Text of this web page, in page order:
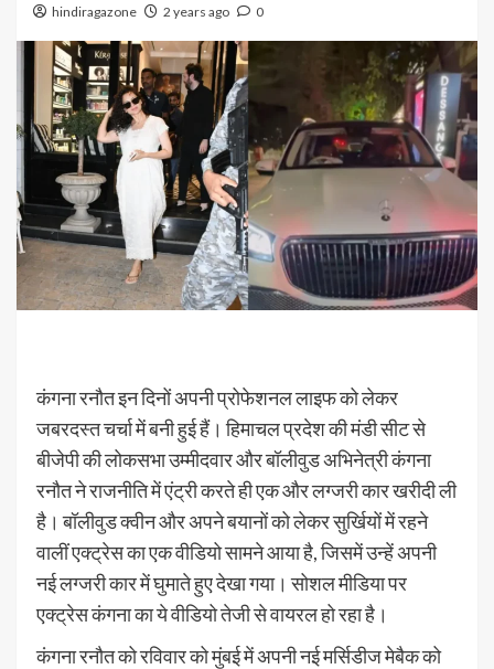
hindiragazone 2 years ago 0
कंगना रनौत इन दिनों अपनी प्रोफेशनल लाइफ को लेकर
जबरदस्त चर्चा में बनी हुई हैं। हिमाचल प्रदेश की मंडी सीट से
बीजेपी की लोकसभा उम्मीदवार और बॉलीवुड अभिनेत्री कंगना
रनौत ने राजनीति में एंट्री करते ही एक और लग्जरी कार खरीदी ली
है। बॉलीवुड क्वीन और अपने बयानों को लेकर सुर्खियों में रहने
वालीं एक्ट्रेस का एक वीडियो सामने आया है, जिसमें उन्हें अपनी
नई लग्जरी कार में घुमाते हुए देखा गया। सोशल मीडिया पर
एक्ट्रेस कंगना का ये वीडियो तेजी से वायरल हो रहा है।
कंगना रनौत को रविवार को मुंबई में अपनी नई मर्सिडीज मेबैक को